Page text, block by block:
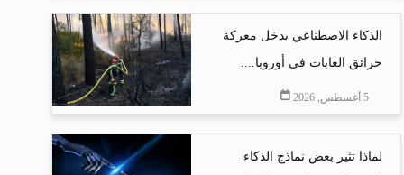
الذكاء الاصطناعي يدخل معركة
حرائق الغابات في أوروبا....
5 أغسطس, 2026
لماذا تثير بعض نماذج الذكاء